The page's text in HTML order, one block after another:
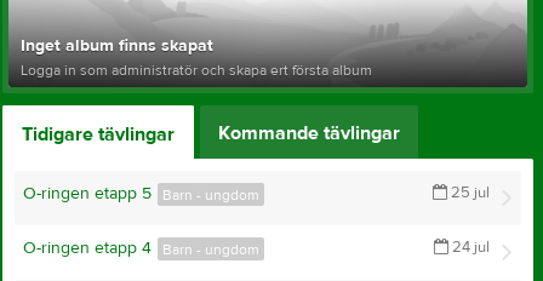
Inget album finns skapat
Logga in som administratör och skapa ert första album
Tidigare tävlingar Kommande tävlingar
25 jul
Barn - ungdom
O-ringen etapp 5
24 jul
Barn - ungdom
O-ringen etapp 4